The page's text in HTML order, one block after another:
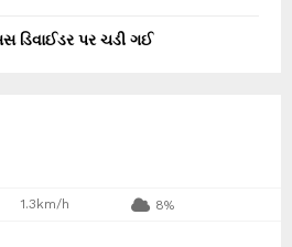
ડિવાઈડર પર ચડી ગઈ
1.3km/h 8%